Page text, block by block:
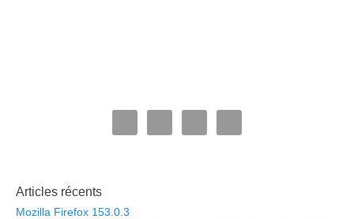
Articles récents
Mozilla Firefox 153.0.3